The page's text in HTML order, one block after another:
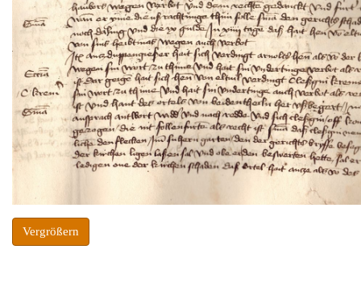
Vergrößern